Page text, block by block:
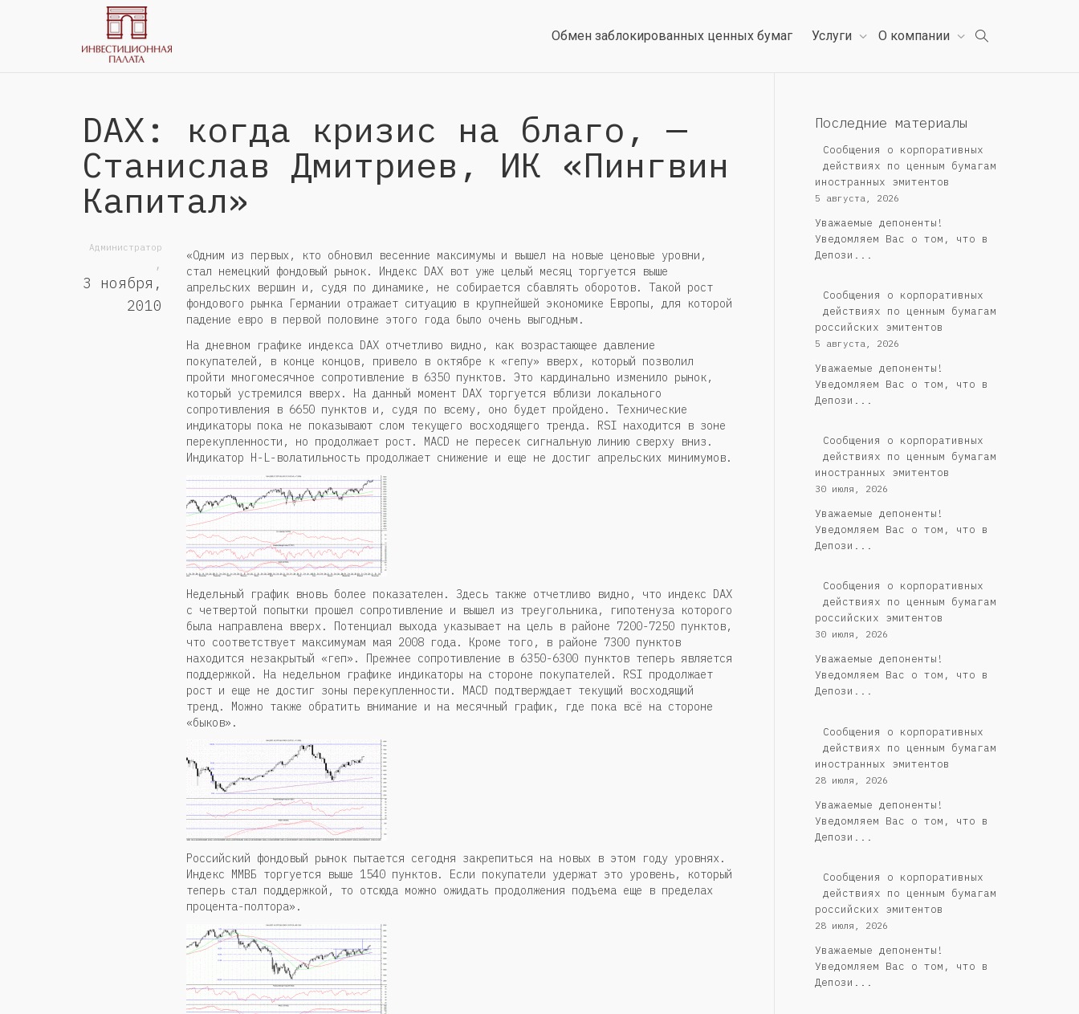
Обмен заблокированных ценных бумаг Услуги О компании
DAX: когда кризис на благо, —
Станислав Дмитриев, ИК «Пингвин
Капитал»
Администратор
,
3 ноября,
2010
«Одним из первых, кто обновил весенние максимумы и вышел на новые ценовые уровни,
стал немецкий фондовый рынок. Индекс DAX вот уже целый месяц торгуется выше
апрельских вершин и, судя по динамике, не собирается сбавлять оборотов. Такой рост
фондового рынка Германии отражает ситуацию в крупнейшей экономике Европы, для которой
падение евро в первой половине этого года было очень выгодным.
На дневном графике индекса DAX отчетливо видно, как возрастающее давление
покупателей, в конце концов, привело в октябре к «гепу» вверх, который позволил
пройти многомесячное сопротивление в 6350 пунктов. Это кардинально изменило рынок,
который устремился вверх. На данный момент DAX торгуется вблизи локального
сопротивления в 6650 пунктов и, судя по всему, оно будет пройдено. Технические
индикаторы пока не показывают слом текущего восходящего тренда. RSI находится в зоне
перекупленности, но продолжает рост. MACD не пересек сигнальную линию сверху вниз.
Индикатор H-L-волатильность продолжает снижение и еще не достиг апрельских минимумов.
Недельный график вновь более показателен. Здесь также отчетливо видно, что индекс DAX
с четвертой попытки прошел сопротивление и вышел из треугольника, гипотенуза которого
была направлена вверх. Потенциал выхода указывает на цель в районе 7200-7250 пунктов,
что соответствует максимумам мая 2008 года. Кроме того, в районе 7300 пунктов
находится незакрытый «геп». Прежнее сопротивление в 6350-6300 пунктов теперь является
поддержкой. На недельном графике индикаторы на стороне покупателей. RSI продолжает
рост и еще не достиг зоны перекупленности. MACD подтверждает текущий восходящий
тренд. Можно также обратить внимание и на месячный график, где пока всё на стороне
«быков».
Российский фондовый рынок пытается сегодня закрепиться на новых в этом году уровнях.
Индекс ММВБ торгуется выше 1540 пунктов. Если покупатели удержат это уровень, который
теперь стал поддержкой, то отсюда можно ожидать продолжения подъема еще в пределах
процента-полтора».
Последние материалы
Сообщения о корпоративных
действиях по ценным бумагам
иностранных эмитентов
5 августа, 2026
Уважаемые депоненты!
Уведомляем Вас о том, что в
Депози...
Cообщения о корпоративных
действиях по ценным бумагам
российских эмитентов
5 августа, 2026
Уважаемые депоненты!
Уведомляем Вас о том, что в
Депози...
Сообщения о корпоративных
действиях по ценным бумагам
иностранных эмитентов
30 июля, 2026
Уважаемые депоненты!
Уведомляем Вас о том, что в
Депози...
Cообщения о корпоративных
действиях по ценным бумагам
российских эмитентов
30 июля, 2026
Уважаемые депоненты!
Уведомляем Вас о том, что в
Депози...
Сообщения о корпоративных
действиях по ценным бумагам
иностранных эмитентов
28 июля, 2026
Уважаемые депоненты!
Уведомляем Вас о том, что в
Депози...
Cообщения о корпоративных
действиях по ценным бумагам
российских эмитентов
28 июля, 2026
Уважаемые депоненты!
Уведомляем Вас о том, что в
Депози...